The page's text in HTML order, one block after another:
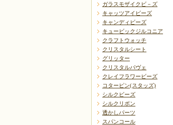
ガラスモザイクビ－ズ
キャッツアイビーズ
キャンディビーズ
キュービックジルコニア
クラフトウォッチ
クリスタルシート
グリッター
クリスタルパヴェ
クレイフラワービーズ
コターピン(スタッズ)
シルクビーズ
シルクリボン
透かしパーツ
スパンコール